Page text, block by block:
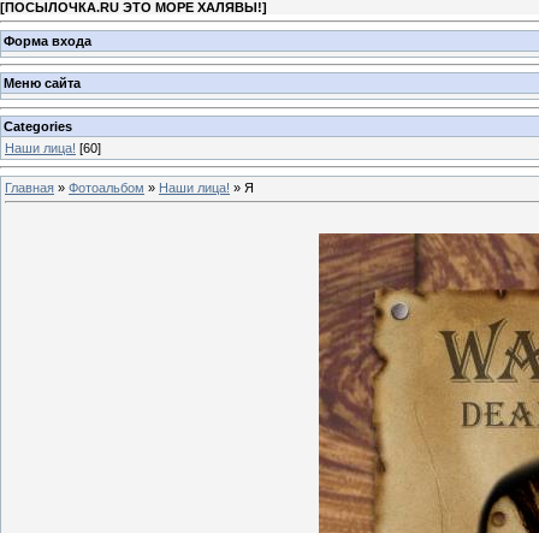
[ПОСЫЛОЧКА.RU ЭТО МОРЕ ХАЛЯВЫ!]
Форма входа
Меню сайта
Categories
Наши лица! [60]
Главная » Фотоальбом » Наши лица! » Я